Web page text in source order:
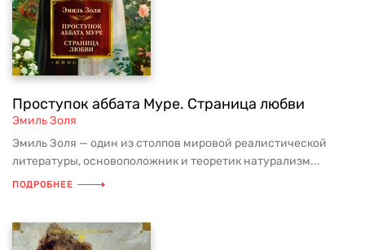
Проступок аббата Муре. Страница любви
Эмиль Золя
Эмиль Золя — один из столпов мировой реалистической
литературы, основоположник и теоретик натурализм...
ПОДРОБНЕЕ